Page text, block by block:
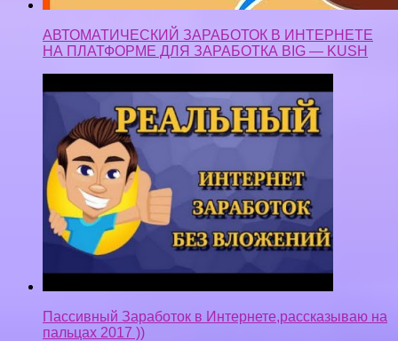
АВТОМАТИЧЕСКИЙ ЗАРАБОТОК В ИНТЕРНЕТЕ
НА ПЛАТФОРМЕ ДЛЯ ЗАРАБОТКА BIG — KUSH
Пассивный Заработок в Интернете,рассказываю на
пальцах 2017 ))